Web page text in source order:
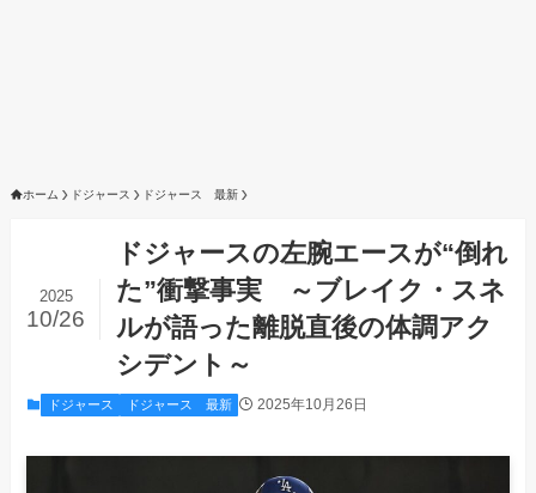
ホーム ドジャース ドジャース 最新
ドジャースの左腕エースが“倒れ
た”衝撃事実 ～ブレイク・スネ
ルが語った離脱直後の体調アク
シデント～
2025
10/26
ドジャース ドジャース 最新 2025年10月26日